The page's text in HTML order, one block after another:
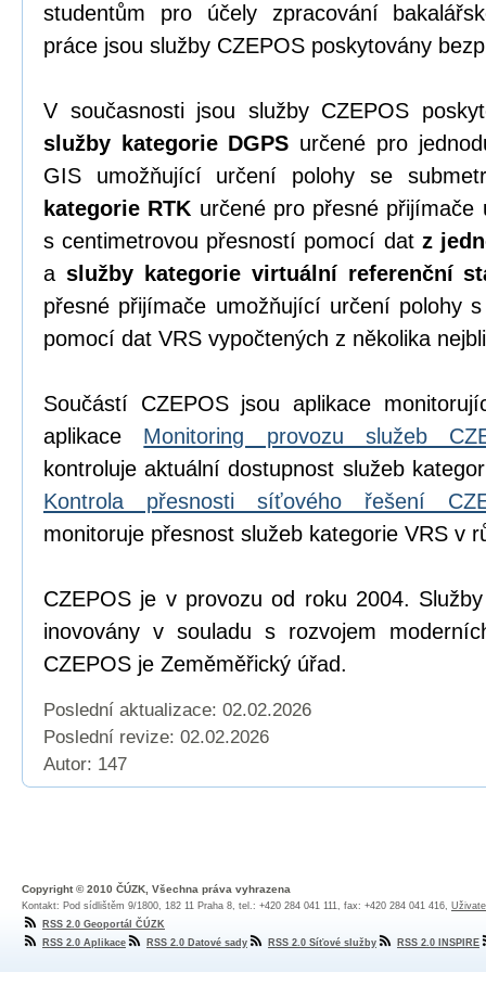
studentům pro účely zpracování
práce jsou služby CZEPOS poskytovány
V současnosti jsou služby CZEPOS
služby kategorie DGPS určené pro
GIS umožňující určení polohy se
kategorie RTK určené pro přesné
s centimetrovou přesností pomocí dat z
a služby kategorie virtuální referenční
přesné přijímače umožňující určení polohy
pomocí dat VRS vypočtených z několika
Součástí CZEPOS jsou aplikace
aplikace Monitoring provozu služeb
kontroluje aktuální dostupnost služeb
Kontrola přesnosti síťového řešení
monitoruje přesnost služeb kategorie VRS v
CZEPOS je v provozu od roku 2004.
inovovány v souladu s rozvojem
CZEPOS je Zeměměřický úřad.
Poslední aktualizace: 02.02.2026
Poslední revize: 02.02.2026
Autor: 147
Copyright © 2010 ČÚZK, Všechna práva vyhrazena
Kontakt: Pod sídlištěm 9/1800, 182 11 Praha 8, tel.: +420 284 041 111, fax: +420 284 041 416,
RSS 2.0 Geoportál ČÚZK
RSS 2.0 Aplikace
RSS 2.0 Datové sady RSS 2.0 Síťové služby RSS 2.0 INSPIRE